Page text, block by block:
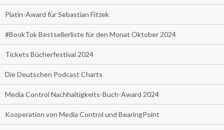
Platin-Award für Sebastian Fitzek
#BookTok Bestsellerliste für den Monat Oktober 2024
Tickets Bücherfestival 2024
Die Deutschen Podcast Charts
Media Control Nachhaltigkeits-Buch-Award 2024
Kooperation von Media Control und BearingPoint